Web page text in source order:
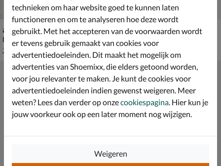
adidas Run 70s 2.0
Lage sneakers - bruin
van € 79,99 voor € 55,99
79 55
adidas Breaknet Sleek
Lage sneakers - bruin
€ 69,99
69
technieken om haar website goed te kunnen laten
functioneren en om te analyseren hoe deze wordt
gebruikt. Met het accepteren van de voorwaarden wordt
er tevens gebruik gemaakt van cookies voor
advertentiedoeleinden. Dit maakt het mogelijk om
advertenties van Shoemixx, die elders getoond worden,
voor jou relevanter te maken. Je kunt de cookies voor
advertentiedoeleinden indien gewenst weigeren. Meer
weten? Lees dan verder op onzecookiespagina . Hier kun je
jouw voorkeur ook op een later moment nog wijzigen.
Weigeren